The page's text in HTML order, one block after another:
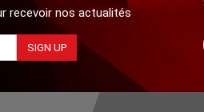
recevoir nos actualités
SIGN UP